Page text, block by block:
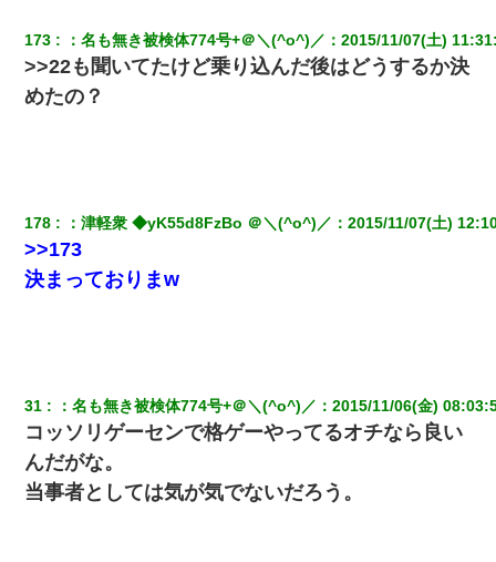
173 ：名も無き被検体774号+＠＼(^o^)／ ：2015/11/07(土)
>>22も聞いてたけど乗り込んだ後はどうするか決
めたの？
178 ：津軽衆 ◆yK55d8FzBo ＠＼(^o^)／ ：2015/11/07(土)
>>173
決まっておりまw
31 ：名も無き被検体774号+＠＼(^o^)／ ：2015/11/06(金)
コッソリゲーセンで格ゲーやってるオチなら良い
んだがな。
当事者としては気が気でないだろう。